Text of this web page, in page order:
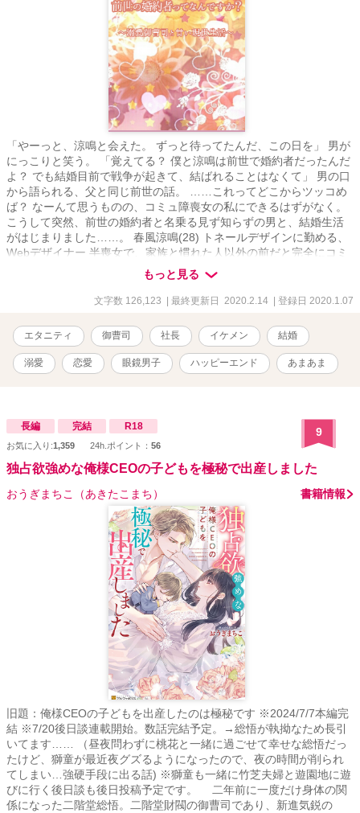
「やーっと、涼鳴と会えた。 ずっと待ってたんだ、この日を」 男が
にっこりと笑う。 「覚えてる？ 僕と涼鳴は前世で婚約者だったんだ
よ？ でも結婚目前で戦争が起きて、結ばれることはなくて」 男の口
から語られる、父と同じ前世の話。 ……これってどこからツッコめ
ば？ なーんて思うものの、コミュ障喪女の私にできるはずがなく。
こうして突然、前世の婚約者と名乗る見ず知らずの男と、結婚生活
がはじまりました……。 春風涼鳴(28) トネールデザインに勤める、
Webデザイナー 半喪女で、家族と慣れた人以外の前だと完全にコミ
ュ障。 ちょっぴり強気だけど、悪いところはすぐに反省するいい子
× 雨山清人(28) 世界でもトップクラスの自動車メーカー、 AAを中核
とする雨山ホールディングスの御曹司 自身はR.Mountainという自転
な人 前世の婚約者だとはいえ、 いきなり見ず知らずの男とコミュ障
涼鳴が結婚生活なんて上手くいくのか……!?
もっと見る
文字数 126,123 | 最終更新日 2020.2.14 | 登録日 2020.1.07
エタニティ 御曹司 社長 イケメン 結婚
溺愛 恋愛 眼鏡男子 ハッピーエンド あまあま
長編 完結 R18
お気に入り:1,359 24h.ポイント： 56
9
独占欲強めな俺様CEOの子どもを極秘で出産しました
おうぎまちこ（あきたこまち） 書籍情報
旧題：俺様CEOの子どもを出産したのは極秘です ※2024/7/7本編完
結 ※7/20後日談連載開始。数話完結予定。→総悟が執拗なため長引
いてます…… （昼夜問わずに桃花と一緒に過ごせて幸せな総悟だっ
たけど、獅童が最近夜グズるようになったので、夜の時間が削られ
てしまい…強硬手段に出る話) ※獅童も一緒に竹芝夫婦と遊園地に遊
びに行く後日談も後日投稿予定です。 二年前に一度だけ身体の関
係になった二階堂総悟。二階堂財閥の御曹司であり、新進気鋭の